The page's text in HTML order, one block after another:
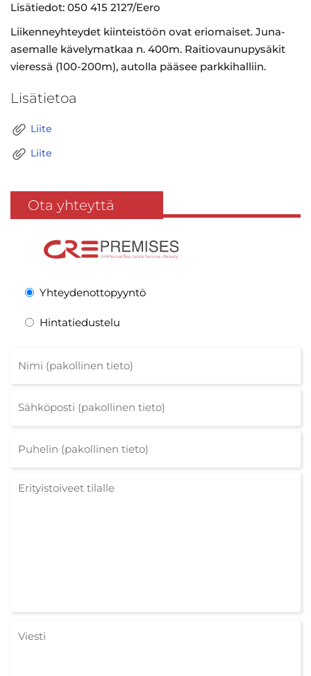
Lisätiedot: 050 415 2127/Eero
Liikenneyhteydet kiinteistöön ovat eriomaiset. Juna-
asemalle kävelymatkaa n. 400m. Raitiovaunupysäkit
vieressä (100-200m), autolla pääsee parkkihalliin.
Lisätietoa
Liite
Liite
Ota yhteyttä
Yhteydenottopyyntö
Hintatiedustelu